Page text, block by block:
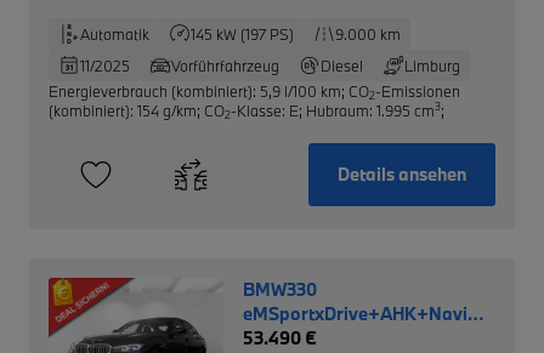
Automatik 145 kW (197 PS)
9.000 km
11/2025
Vorführfahrzeug Diesel
Limburg
Energieverbrauch (kombiniert): 5,9 l/100 km; CO2-Emissionen
(kombiniert): 154 g/km; CO2-Klasse: E; Hubraum: 1.995 cm3;
Details ansehen
BMW330
NP 79.790,-
53.490 €